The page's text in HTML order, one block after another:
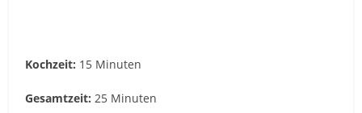
Kochzeit: 15 Minuten
Gesamtzeit: 25 Minuten